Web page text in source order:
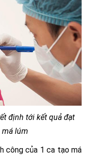
định tới kết quả đạt
má lúm
công của 1 ca tạo má